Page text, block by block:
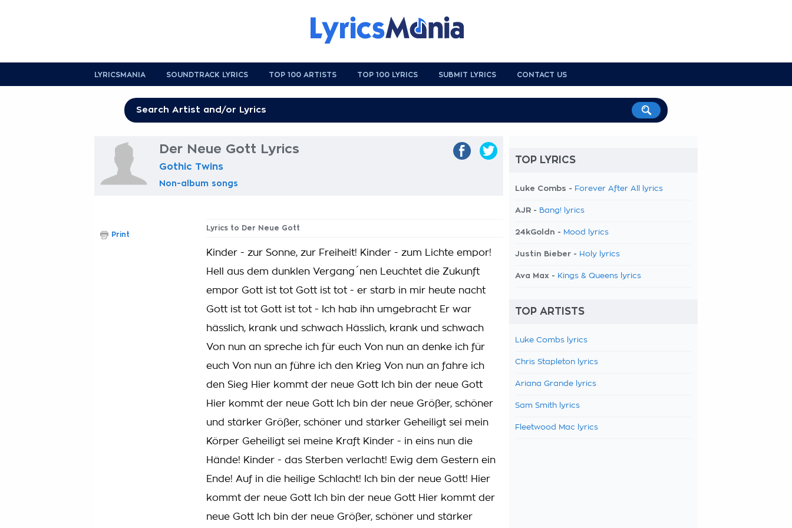
LYRICSMANIA SOUNDTRACK LYRICS TOP 100 ARTISTS TOP 100 LYRICS SUBMIT LYRICS CONTACT US
Der Neue Gott Lyrics
Gothic Twins
Non-album songs
Lyrics to Der Neue Gott
Kinder - zur Sonne, zur Freiheit! Kinder - zum Lichte empor!
Hell aus dem dunklen Vergang´nen Leuchtet die Zukunft
empor Gott ist tot Gott ist tot - er starb in mir heute nacht
Gott ist tot Gott ist tot - Ich hab ihn umgebracht Er war
hässlich, krank und schwach Hässlich, krank und schwach
Von nun an spreche ich für euch Von nun an denke ich für
euch Von nun an führe ich den Krieg Von nun an fahre ich
den Sieg Hier kommt der neue Gott Ich bin der neue Gott
Hier kommt der neue Gott Ich bin der neue Größer, schöner
und stärker Größer, schöner und stärker Geheiligt sei mein
Körper Geheiligt sei meine Kraft Kinder - in eins nun die
Hände! Kinder - das Sterben verlacht! Ewig dem Gestern ein
Ende! Auf in die heilige Schlacht! Ich bin der neue Gott! Hier
kommt der neue Gott Ich bin der neue Gott Hier kommt der
neue Gott Ich bin der neue Größer, schöner und stärker
Print
TOP LYRICS
Luke Combs - Forever After All lyrics
AJR - Bang! lyrics
24kGoldn - Mood lyrics
Justin Bieber - Holy lyrics
Ava Max - Kings & Queens lyrics
TOP ARTISTS
Luke Combs lyrics
Chris Stapleton lyrics
Ariana Grande lyrics
Sam Smith lyrics
Fleetwood Mac lyrics